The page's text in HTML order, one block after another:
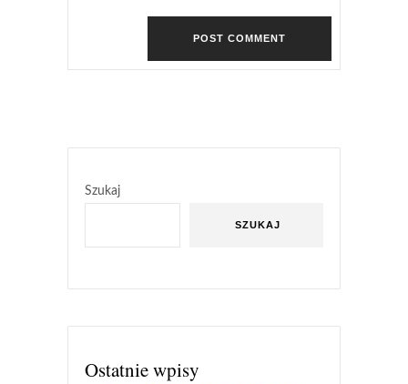
Szukaj
SZUKAJ
Ostatnie wpisy